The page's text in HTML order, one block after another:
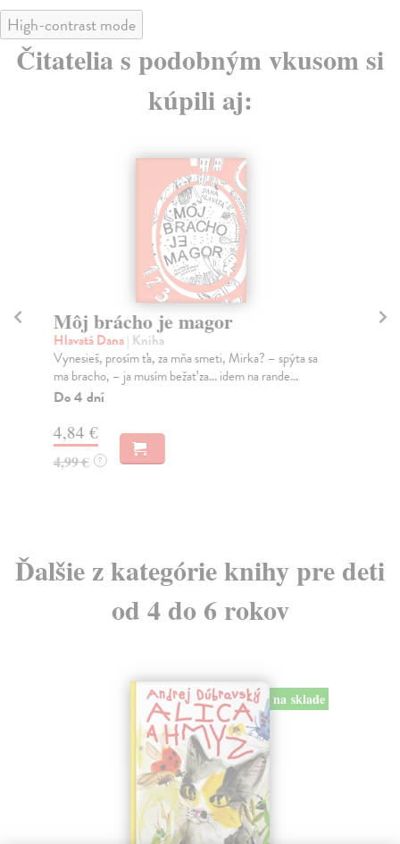
High-contrast mode
Čitatelia s podobným vkusom si
kúpili aj:
Môj brácho je magor
Hlavatá Dana| Kniha
Vynesieš, prosím ťa, za mňa smeti, Mirka? – spýta sa
ma bracho, – ja musím bežať za... idem na rande...
Do 4 dní
4,84 €
4,99 € ?
Ďalšie z kategórie knihy pre deti
od 4 do 6 rokov
na sklade